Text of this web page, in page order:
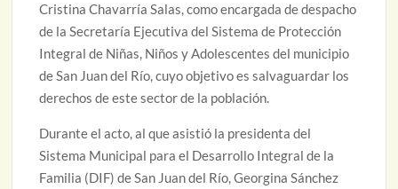
Cristina Chavarría Salas, como encargada de despacho
de la Secretaría Ejecutiva del Sistema de Protección
Integral de Niñas, Niños y Adolescentes del municipio
de San Juan del Río, cuyo objetivo es salvaguardar los
derechos de este sector de la población.
Durante el acto, al que asistió la presidenta del
Sistema Municipal para el Desarrollo Integral de la
Familia (DIF) de San Juan del Río, Georgina Sánchez